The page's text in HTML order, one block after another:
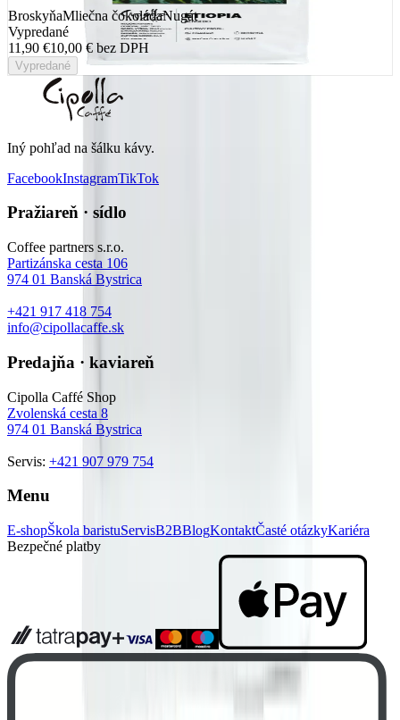
BroskyňaMliečna čokoládaNugát
Vypredané
11,90 €10,00 € bez DPH
Vypredané
Iný pohľad na šálku kávy.
FacebookInstagramTikTok
Pražiareň · sídlo
Coffee partners s.r.o.
Partizánska cesta 106
974 01 Banská Bystrica
+421 917 418 754
info@cipollacaffe.sk
Predajňa · kaviareň
Cipolla Caffé Shop
Zvolenská cesta 8
974 01 Banská Bystrica
Servis: +421 907 979 754
Menu
E-shopŠkola baristuServisB2BBlogKontaktČasté otázkyKariéra
Bezpečné platby